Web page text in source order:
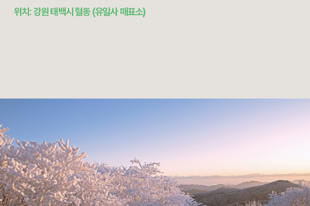
위치: 강원 태백시 혈동 (유일사 매표소)